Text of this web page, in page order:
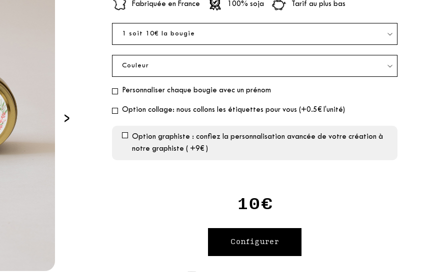
›
Fabriquée en France 100% soja Tarif au plus bas
Personnaliser chaque bougie avec un prénom
Option collage: nous collons les étiquettes pour vous (+0.5€ l'unité)
Option graphiste : confiez la personnalisation avancée de votre création à
notre graphiste ( +9€ )
10€